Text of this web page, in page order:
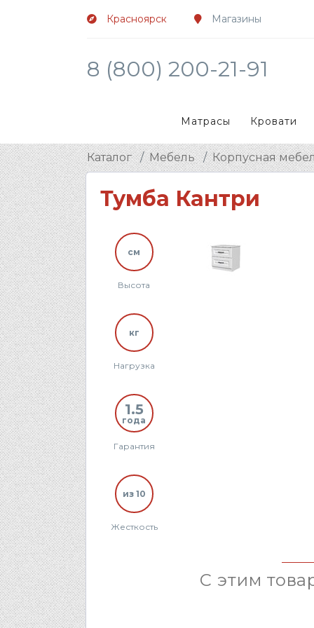
Красноярск Магазины
8 (800) 200-21-91
Матрасы Кровати
Каталог Мебель Корпусная
Тумба Кантри
см
Высота
кг
Нагрузка
1.5
года
Гарантия
из 10
Жесткость
С этим